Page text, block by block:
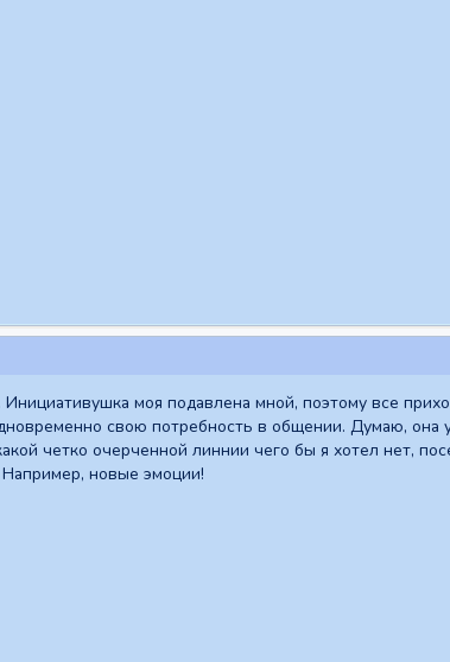
моя подавлена мной, поэтому все
свою потребность в общении. Думаю, она
четко очерченной линнии чего бы я хотел нет,
новые эмоции!